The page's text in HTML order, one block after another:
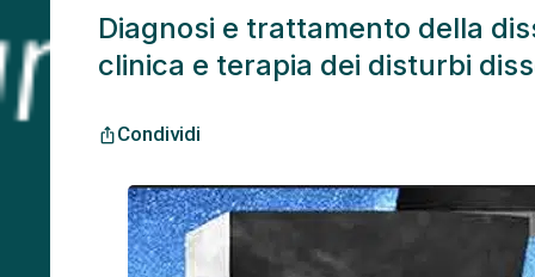
Diagnosi e trattamento della
clinica e terapia dei disturbi
ios_shareCondividi